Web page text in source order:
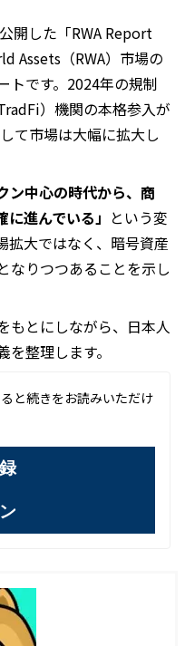
開した「RWA Report
Assets（RWA）市場の
トです。2024年の規制
）機関の本格参入が
て市場は大幅に拡大し
ン中心の時代から、商
進んでいる」 という変
拡大ではなく、暗号資産
なりつつあることを示し
もとにしながら、日本人
整理します。
と続きをお読みいただけ